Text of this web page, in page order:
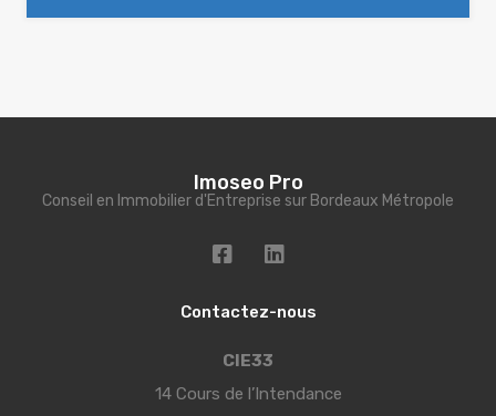
Imoseo Pro
Conseil en Immobilier d'Entreprise sur Bordeaux Métropole
Contactez-nous
CIE33
14 Cours de l’Intendance